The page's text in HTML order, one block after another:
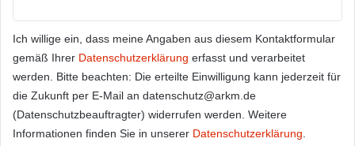
Ich willige ein, dass meine Angaben aus diesem Kontaktformular
gemäß Ihrer Datenschutzerklärung erfasst und verarbeitet
werden. Bitte beachten: Die erteilte Einwilligung kann jederzeit für
die Zukunft per E-Mail an datenschutz@arkm.de
(Datenschutzbeauftragter) widerrufen werden. Weitere
Informationen finden Sie in unserer Datenschutzerklärung.